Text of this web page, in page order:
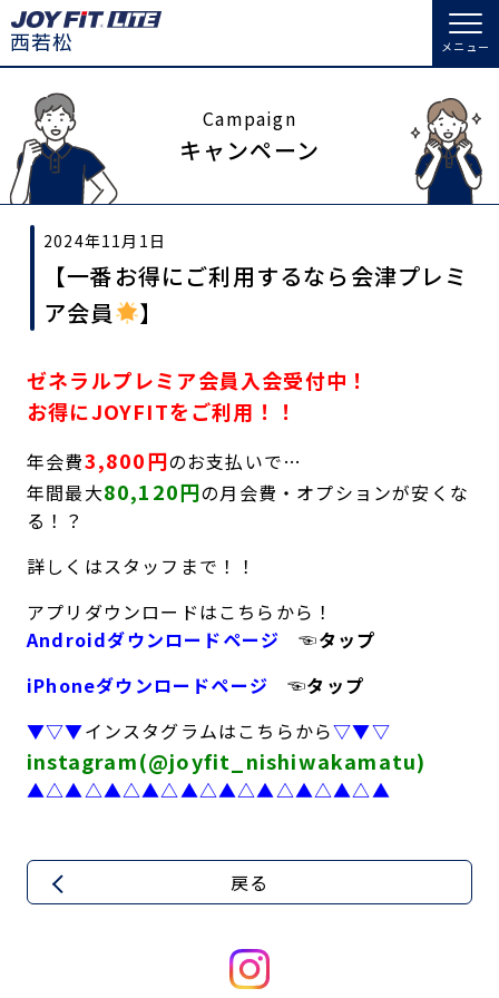
メニュー
店舗トップ
会員様向けのご案内
会員の方へトップ
会員様へのお知らせ
オプション料金 アクセス
店舗情報・サービス よくあるご質問
店舗へのお問い合わせ
入会のお手続きをする
Appで入会手続き料金・サービス等詳しく見る
入会を悩まれている方へトップ
キャンペーン
アクセス
見学・体験 スタジオプログラム情報
入会方法 よくあるご質問
店舗へのお問い合わせ
JOYFIT総合トップ JOYFIT
JOYFIT24
JOYFIT+ 店舗を探す
Campaign
キャンペーン
2024年11月1日
【一番お得にご利用するなら会津プレミ
ア会員
】
ゼネラルプレミア会員入会受付中！
お得にJOYFITをご利用！！
年会費3,800円のお支払いで…
年間最大80,120円の月会費・オプションが安くな
る！？
詳しくはスタッフまで！！
アプリダウンロードはこちらから！
Androidダウンロードページ ☜タップ
iPhoneダウンロードページ ☜タップ
▼▽▼インスタグラムはこちらから▽▼▽
instagram(@joyfit_nishiwakamatu)
▲△▲△▲△▲△▲△▲△▲△▲△▲△▲
戻る